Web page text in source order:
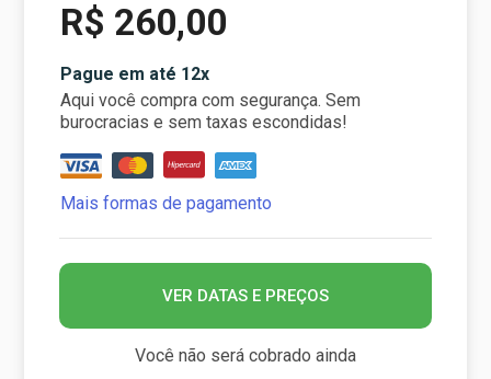
R$ 260,00
Pague em até 12x
Aqui você compra com segurança. Sem
burocracias e sem taxas escondidas!
Mais formas de pagamento
VER DATAS E PREÇOS
Você não será cobrado ainda